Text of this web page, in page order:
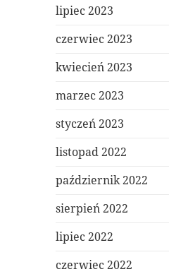
lipiec 2023
czerwiec 2023
kwiecień 2023
marzec 2023
styczeń 2023
listopad 2022
październik 2022
sierpień 2022
lipiec 2022
czerwiec 2022